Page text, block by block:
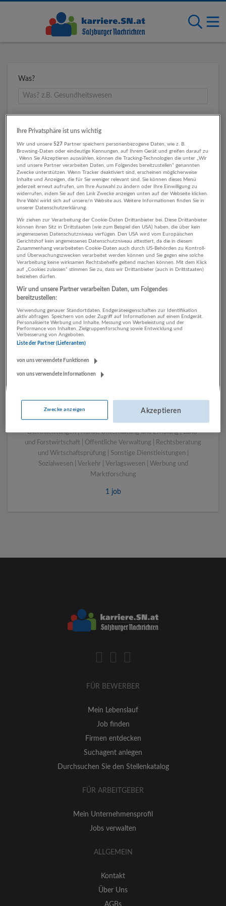
Was?
Umkreis
1 Sonstige Berufe Land- und
Forstwirtschaft Unternehmen
LUGSTEIN CONSULTING
Bau | Beherbergung und Gastronomie | Einzelhandel |
Energieversorgung | Finanz- und Versicherungsleistungen |
Gesundheitswesen | Herstellung von Waren | IT-
Dienstleistungen | Kunst, Unterhaltung und Erholung | Land-
und Forstwirtschaft | Öffentliche Verwaltung | Rechtsberatung
und Wirtschaftsprüfung | Sonstige Dienstleistungen |
Sozialwesen | Verkehr | Verlagswesen | Werbung und
Marktforschung
1 job
FÜR BEWERBER
Mein Lebenslauf
Job finden
Firmen entdecken
Suchagent anlegen
Durchsuchen Sie den Stellenkatalog
FÜR ARBEITGEBER
Mein Unternehmensprofil
Jobs verwalten
ALLGEMEIN
Kontakt
Über Uns
AGBs
Ihre Privatsphäre ist uns wichtig
Wir und unsere527 Partner speichern personenbezogene Daten, wie z. B.
Browsing-Daten oder eindeutige Kennungen, auf Ihrem Gerät und greifen darauf zu
. Wenn Sie Akzeptieren auswählen, können die Tracking-Technologien die unter „Wir
und unsere Partner verarbeiten Daten, um Folgendes bereitzustellen“ genannten
Zwecke unterstützen. Wenn Tracker deaktiviert sind, erscheinen möglicherweise
Inhalte und Anzeigen, die für Sie weniger relevant sind. Sie können dieses Menü
jederzeit erneut aufrufen, um Ihre Auswahl zu ändern oder Ihre Einwilligung zu
widerrufen, indem Sie auf den Link Zwecke anzeigen unten auf der Webseite klicken.
Ihre Wahl wirkt sich auf unsere/n Website aus. Weitere Informationen finden Sie in
unserer Datenschutzerklärung.
Wir ziehen zur Verarbeitung der Cookie-Daten Drittanbieter bei. Diese Drittanbieter
können ihren Sitz in Drittstaaten (wie zum Beispiel den USA) haben, die über kein
angemessenes Datenschutzniveau verfügen. Den USA wird vom Europäischen
Gerichtshof kein angemessenes Datenschutzniveau attestiert, da die in diesem
Zusammenhang verarbeiteten Cookie-Daten auch durch US-Behörden zu Kontroll-
und Überwachungszwecken verarbeitet werden können und Sie gegen eine solche
Verarbeitung keine wirksamen Rechtsbehelfe geltend machen können. Mit dem Klick
auf „Cookies zulassen“ stimmen Sie zu, dass wir Drittanbieter (auch in Drittstaaten)
beiziehen dürfen.
Wir und unsere Partner verarbeiten Daten, um Folgendes
bereitzustellen:
Verwendung genauer Standortdaten. Endgeräteeigenschaften zur Identifikation
aktiv abfragen. Speichern von oder Zugriff auf Informationen auf einem Endgerät.
Personalisierte Werbung und Inhalte, Messung von Werbeleistung und der
Performance von Inhalten, Zielgruppenforschung sowie Entwicklung und
Verbesserung von Angeboten.
Liste der Partner (Lieferanten)
von uns verwendete Funktionen
von uns verwendete Informationen
Zwecke anzeigen Akzeptieren